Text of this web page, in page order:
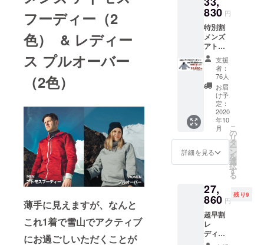
フーディー（2
色） & レディー
ス プルオーバー
（2色）
薄手に見えますが、なんと
これ1着で雪山でアクティブ
にお過ごしいただくことが
る思い出を
お届けしま
830 円
特別割
メンズ
アトモ
スフー
ディー
１着 ※
１度ま
でサイ
ズ交換
可能 サ
イズ表
をご確
認の
上、お
選びい
うお願
いいた
しま
す。 ※
価格は
送料・
支援
者：
76人
お届
け予
定：
2020
年10
月
詳細を見る
こ
の
リ
タ
ー
ン
を
選
択
す
る
27,
860 円
残り9
超早割
レ
ディー